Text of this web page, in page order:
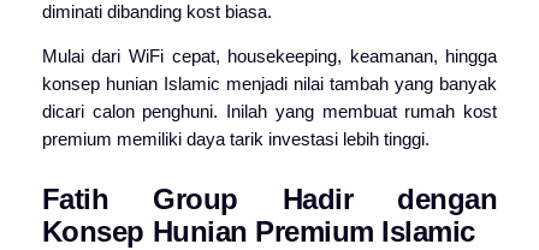
diminati dibanding kost biasa.
Mulai dari WiFi cepat, housekeeping, keamanan, hingga
konsep hunian Islamic menjadi nilai tambah yang banyak
dicari calon penghuni. Inilah yang membuat rumah kost
premium memiliki daya tarik investasi lebih tinggi.
Fatih Group Hadir dengan
Konsep Hunian Premium Islamic